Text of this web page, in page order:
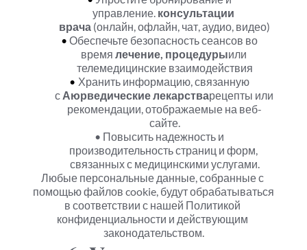
управление. консультации
врача (онлайн, офлайн, чат, аудио, видео)
Обеспечьте безопасность сеансов во
время лечение, процедурыили
телемедицинские взаимодействия
Хранить информацию, связанную
с Аюрведические лекарстварецепты или
рекомендации, отображаемые на веб-
сайте.
Повысить надежность и
производительность страниц и форм,
связанных с медицинскими услугами.
Любые персональные данные, собранные с
помощью файлов cookie, будут обрабатываться
в соответствии с нашей Политикой
конфиденциальности и действующим
законодательством.